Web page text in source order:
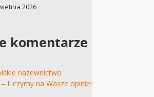
2026
komentarze
nazewnictwo
Liczymy na Wasze opinie!